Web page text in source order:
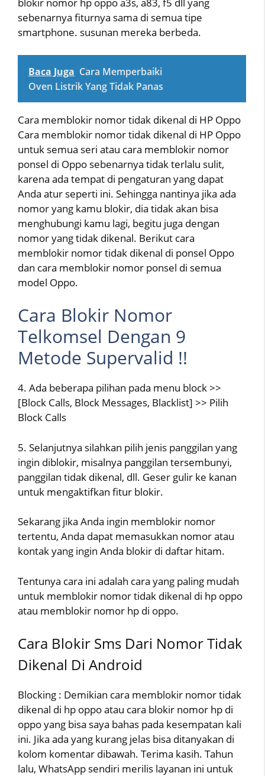
sebenarnya fiturnya sama di semua tipe
smartphone. susunan mereka berbeda.
Baca Juga Cara Memperbaiki
Oven Listrik Yang Tidak Panas
Cara memblokir nomor tidak dikenal di HP Oppo
Cara memblokir nomor tidak dikenal di HP Oppo
untuk semua seri atau cara memblokir nomor
ponsel di Oppo sebenarnya tidak terlalu sulit,
karena ada tempat di pengaturan yang dapat
Anda atur seperti ini. Sehingga nantinya jika ada
nomor yang kamu blokir, dia tidak akan bisa
menghubungi kamu lagi, begitu juga dengan
nomor yang tidak dikenal. Berikut cara
memblokir nomor tidak dikenal di ponsel Oppo
dan cara memblokir nomor ponsel di semua
model Oppo.
Cara Blokir Nomor
Telkomsel Dengan 9
Metode Supervalid !!
4. Ada beberapa pilihan pada menu block >>
[Block Calls, Block Messages, Blacklist] >> Pilih
Block Calls
5. Selanjutnya silahkan pilih jenis panggilan yang
ingin diblokir, misalnya panggilan tersembunyi,
panggilan tidak dikenal, dll. Geser gulir ke kanan
untuk mengaktifkan fitur blokir.
Sekarang jika Anda ingin memblokir nomor
tertentu, Anda dapat memasukkan nomor atau
kontak yang ingin Anda blokir di daftar hitam.
Tentunya cara ini adalah cara yang paling mudah
untuk memblokir nomor tidak dikenal di hp oppo
atau memblokir nomor hp di oppo.
Cara Blokir Sms Dari Nomor Tidak
Dikenal Di Android
Blocking : Demikian cara memblokir nomor tidak
dikenal di hp oppo atau cara blokir nomor hp di
oppo yang bisa saya bahas pada kesempatan kali
ini. Jika ada yang kurang jelas bisa ditanyakan di
kolom komentar dibawah. Terima kasih. Tahun
lalu, WhatsApp sendiri merilis layanan ini untuk